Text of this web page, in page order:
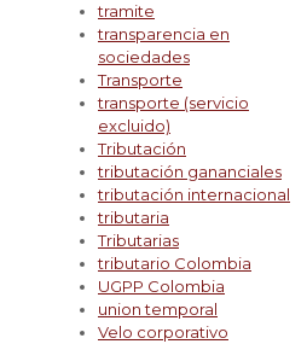
tramite
transparencia en
sociedades
Transporte
transporte (servicio
excluido)
Tributación
tributación gananciales
tributación internacional
tributaria
Tributarias
tributario Colombia
UGPP Colombia
union temporal
Velo corporativo